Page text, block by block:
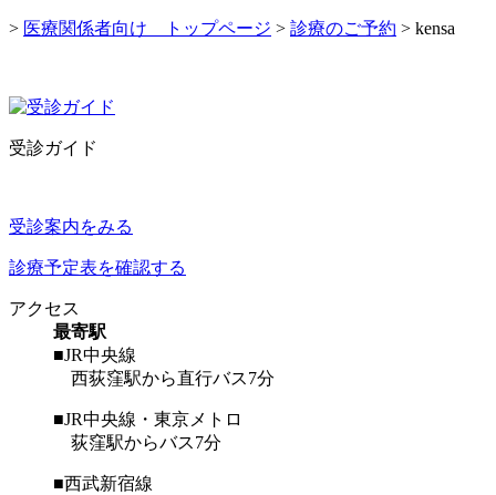
> 医療関係者向け トップページ > 診療のご予約 > kensa
受診ガイド
受診案内をみる
診療予定表を確認する
アクセス
最寄駅
■JR中央線
西荻窪駅から直行バス7分
■JR中央線・東京メトロ
荻窪駅からバス7分
■西武新宿線